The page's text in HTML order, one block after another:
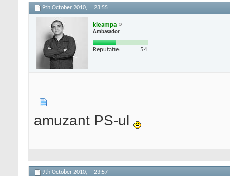
9th October 2010, 23:55
kleampa
Ambasador
Reputatie: 54
amuzant PS-ul
9th October 2010, 23:57